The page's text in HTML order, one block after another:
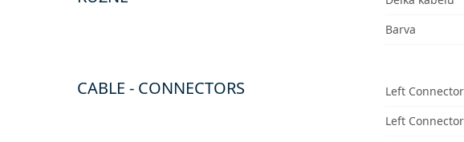
Barva
CABLE - CONNECTORS Left
Left